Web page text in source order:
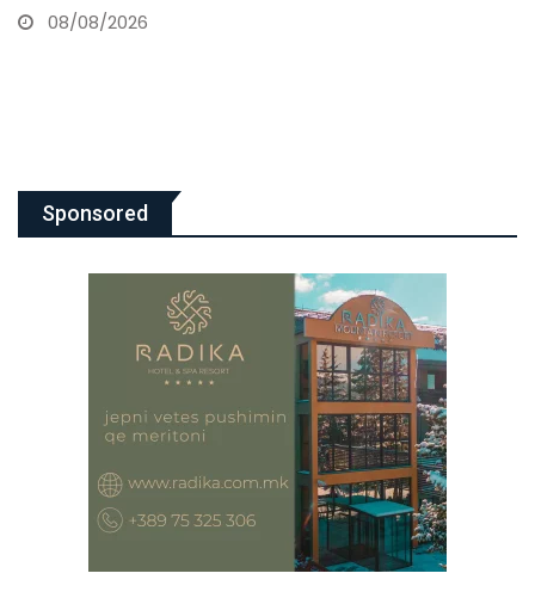
skandalin e fotove intime
Sponsored